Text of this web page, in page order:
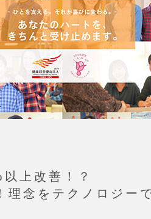
上改善！？
理念をテクノロジー